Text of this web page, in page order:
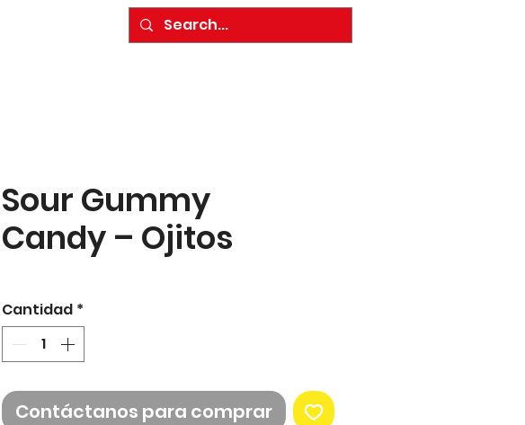
Sour Gummy
Candy – Ojitos
Cantidad *
Contáctanos para comprar